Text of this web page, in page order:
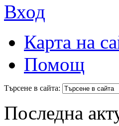
Вход
Карта на
Помощ
Търсене в сайта:
Последна